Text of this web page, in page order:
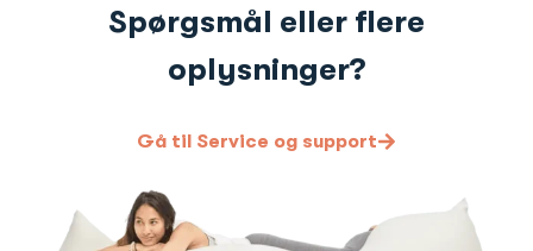
Spørgsmål eller flere
oplysninger?
Gå til Service og support